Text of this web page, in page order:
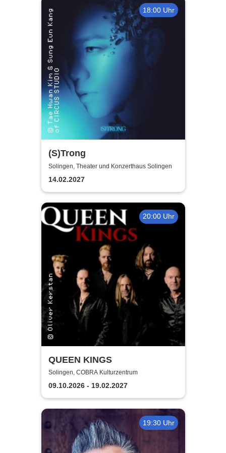
18:00 Uhr
(S)Trong
Solingen, Theater und Konzerthaus Solingen
14.02.2027
20:00 Uhr
QUEEN KINGS
Solingen, COBRA Kulturzentrum
09.10.2026 - 19.02.2027
19:30 Uhr